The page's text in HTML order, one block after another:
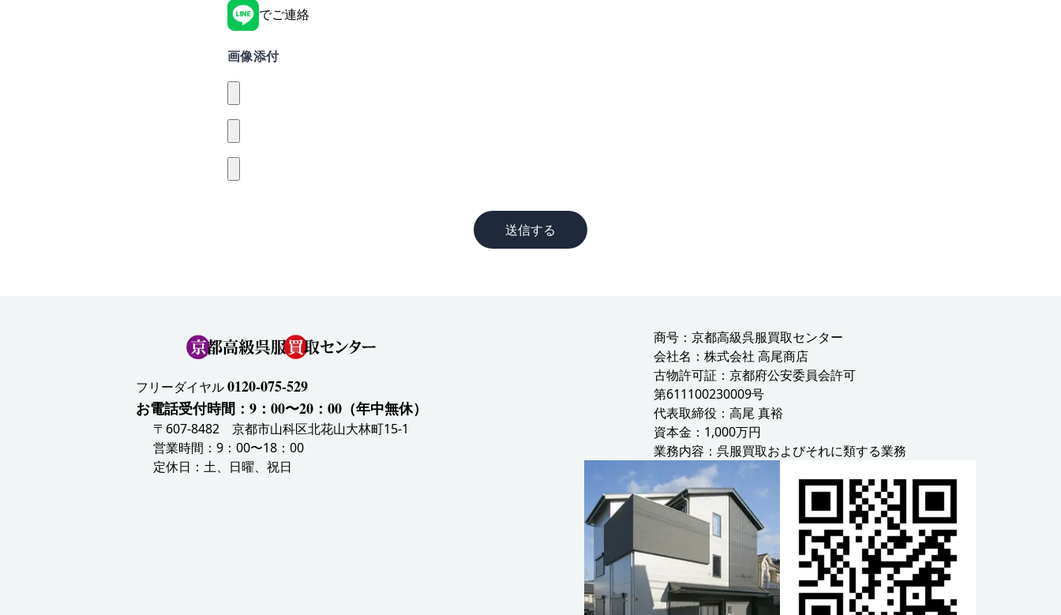
でご連絡
画像添付
送信する
フリーダイヤル0120-075-529
お電話受付時間：9：00〜20：00（年中無休）
〒607-8482 京都市山科区北花山大林町15-1
営業時間：9：00〜18：00
定休日：土、日曜、祝日
商号：京都高級呉服買取センター
会社名：株式会社 高尾商店
古物許可証：京都府公安委員会許可
第611100230009号
代表取締役：高尾 真裕
資本金：1,000万円
業務内容：呉服買取およびそれに類する業務